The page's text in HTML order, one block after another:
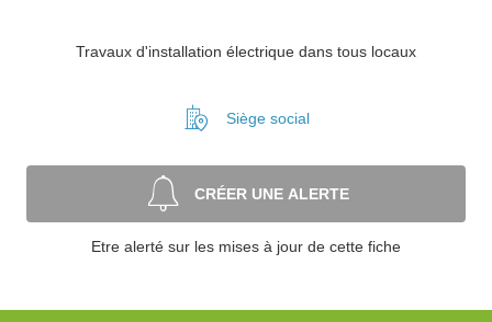
Travaux d'installation électrique dans tous locaux
Siège social
CRÉER UNE ALERTE
Etre alerté sur les mises à jour de cette fiche